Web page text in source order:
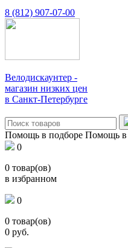
8 (812) 907-07-00
Велодискаунтер -
магазин низких цен
в Санкт-Петербурге
Помощь в подборе Помощь в
0
0 товар(ов)
в избранном
0
0 товар(ов)
0 руб.